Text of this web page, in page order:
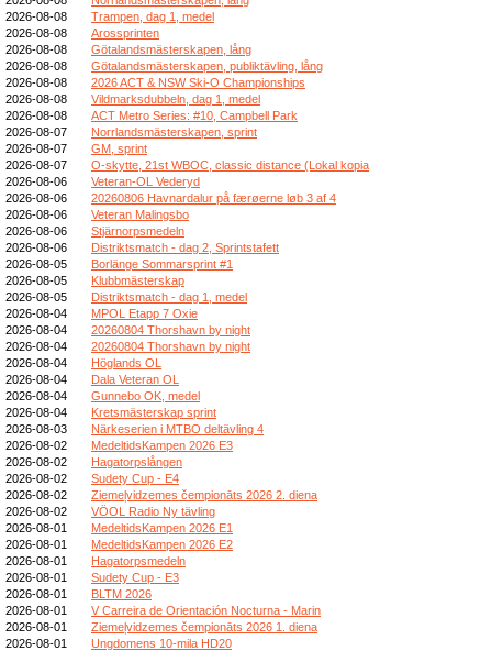
2026-08-08
Trampen, dag 1, medel
2026-08-08
Arossprinten
2026-08-08
Götalandsmästerskapen, lång
2026-08-08
Götalandsmästerskapen, publiktävling, lång
2026-08-08
2026 ACT & NSW Ski-O Championships
2026-08-08
Vildmarksdubbeln, dag 1, medel
2026-08-08
ACT Metro Series: #10, Campbell Park
2026-08-07
Norrlandsmästerskapen, sprint
2026-08-07
GM, sprint
2026-08-07
O-skytte, 21st WBOC, classic distance (Lokal kopia
2026-08-06
Veteran-OL Vederyd
2026-08-06
20260806 Havnardalur på færøerne løb 3 af 4
2026-08-06
Veteran Malingsbo
2026-08-06
Stjärnorpsmedeln
2026-08-06
Distriktsmatch - dag 2, Sprintstafett
2026-08-05
Borlänge Sommarsprint #1
2026-08-05
Klubbmästerskap
2026-08-05
Distriktsmatch - dag 1, medel
2026-08-04
MPOL Etapp 7 Oxie
2026-08-04
20260804 Thorshavn by night
2026-08-04
20260804 Thorshavn by night
2026-08-04
Höglands OL
2026-08-04
Dala Veteran OL
2026-08-04
Gunnebo OK, medel
2026-08-04
Kretsmästerskap sprint
2026-08-03
Närkeserien i MTBO deltävling 4
2026-08-02
MedeltidsKampen 2026 E3
2026-08-02
Hagatorpslången
2026-08-02
Sudety Cup - E4
2026-08-02
Ziemeļvidzemes čempionāts 2026 2. diena
2026-08-02
VÖOL Radio Ny tävling
2026-08-01
MedeltidsKampen 2026 E1
2026-08-01
MedeltidsKampen 2026 E2
2026-08-01
Hagatorpsmedeln
2026-08-01
Sudety Cup - E3
2026-08-01
BLTM 2026
2026-08-01
V Carreira de Orientación Nocturna - Marin
2026-08-01
Ziemeļvidzemes čempionāts 2026 1. diena
2026-08-01
Ungdomens 10-mila HD20